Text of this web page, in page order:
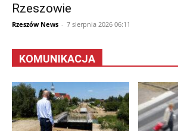
Rzeszowie
Rzeszów News - 7 sierpnia 2026 06:11
KOMUNIKACJA